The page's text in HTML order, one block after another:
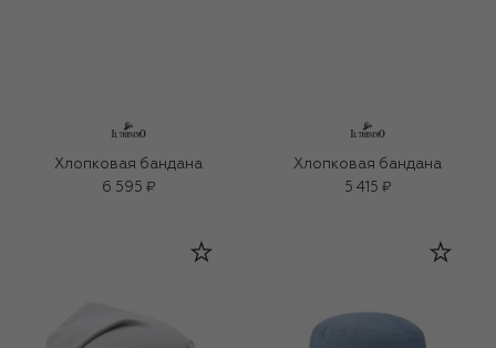
Хлопковая бандана
6 595 ₽
Хлопковая бандана
5 415 ₽